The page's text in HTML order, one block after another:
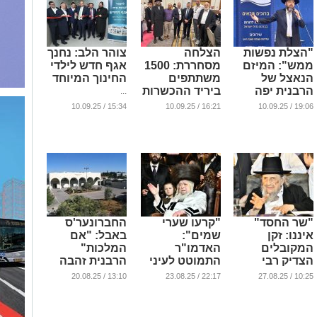
"הצלת נפשות
ממש": המיזם
הנאצל של
הרבנית יפה
דרעי שנוסד
19:06 / 10.09.25
הצלחה
מסחררת: 1500
משתתפים
ביריד ההכשרות
האזורי של
16:21 / 10.09.25
צוהר הלב: נחנך
אגף חדש לילדי
החינוך המיוחד
...
15:34 / 10.09.25
"שר החסד"
איננו: זקן
המקובלים
הצדיק רבי
אלטר דוד חיים
10:25 / 27.08.25
"קרעו שערי
שמים":
האדמו"ר
התמוטט לעיני
חסידיו בבית
22:17 / 23.08.25
החברונער'ס
באבל: "אם
המלכות"
הרבנית זהבה
גולדה חברוני
13:10 / 20.08.25